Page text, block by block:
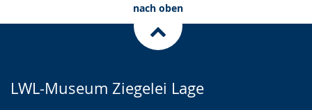
nach oben
LWL-Museum Ziegelei Lage